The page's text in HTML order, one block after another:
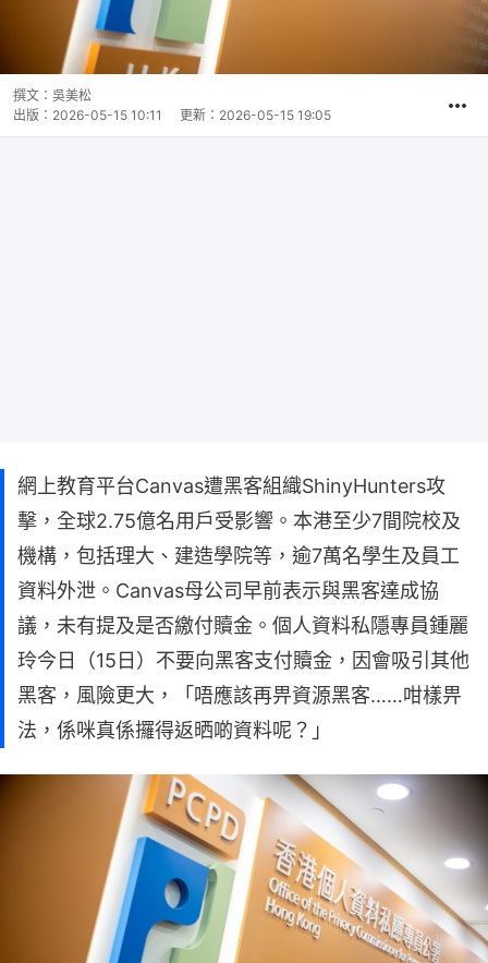
撰文： 吳美松
出版： 2026-05-15 10:11 更新： 2026-05-15 19:05
網上教育平台Canvas遭黑客組織ShinyHunters攻
擊，全球2.75億名用戶受影響。本港至少7間院校及
機構，包括理大、建造學院等，逾7萬名學生及員工
資料外泄。Canvas母公司早前表示與黑客達成協
議，未有提及是否繳付贖金。個人資料私隱專員鍾麗
玲今日（15日）不要向黑客支付贖金，因會吸引其他
黑客，風險更大，「唔應該再畀資源黑客……咁樣畀
法，係咪真係攞得返晒啲資料呢？」